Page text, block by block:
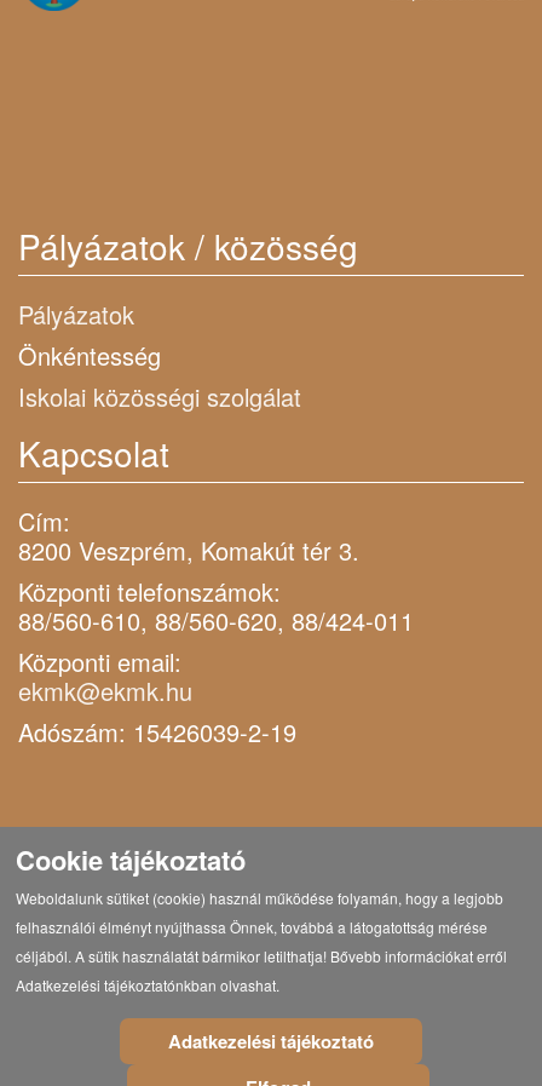
Pályázatok / közösség
Pályázatok
Önkéntesség
Iskolai közösségi szolgálat
Kapcsolat
Cím:
8200 Veszprém, Komakút tér 3.
Központi telefonszámok:
88/560-610, 88/560-620, 88/424-011
Központi email:
ekmk@ekmk.hu
Adószám: 15426039-2-19
Cookie tájékoztató
Weboldalunk sütiket (cookie) használ működése folyamán, hogy a legjobb
felhasználói élményt nyújthassa Önnek, továbbá a látogatottság mérése
céljából. A sütik használatát bármikor letilthatja! Bővebb információkat erről
Adatkezelési tájékoztatónkban olvashat.
Adatkezelési tájékoztató